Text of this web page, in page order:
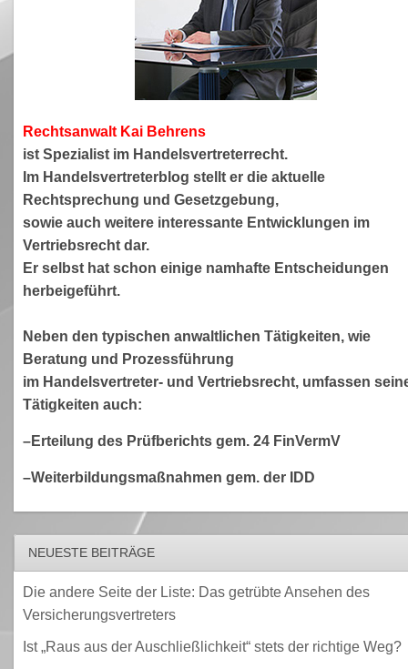
Rechtsanwalt Kai Behrens
ist Spezialist im Handelsvertreterrecht.
Im Handelsvertreterblog stellt er die aktuelle
Rechtsprechung und Gesetzgebung,
sowie auch weitere interessante Entwicklungen im
Vertriebsrecht dar.
Er selbst hat schon einige namhafte Entscheidungen
herbeigeführt.
Neben den typischen anwaltlichen Tätigkeiten, wie
Beratung und Prozessführung
im Handelsvertreter- und Vertriebsrecht, umfassen
Tätigkeiten auch:
–Erteilung des Prüfberichts gem. 24 FinVermV
–Weiterbildungsmaßnahmen gem. der IDD
NEUESTE BEITRÄGE
Die andere Seite der Liste: Das getrübte Ansehen des
Versicherungsvertreters
Ist „Raus aus der Auschließlichkeit“ stets der richtige Weg?